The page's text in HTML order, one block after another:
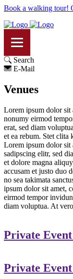
Book a walking tour!
Search
E-Mail
Venues
Lorem ipsum dolor sit
nonumy eirmod
erat, sed diam
et ea rebum. Stet clita
Lorem ipsum dolor sit
sadipscing elitr, sed
et dolore magna
accusam et justo duo
no sea takimata
ipsum dolor sit amet,
eirmod tempor
diam voluptua. At
Private Event
Private Event